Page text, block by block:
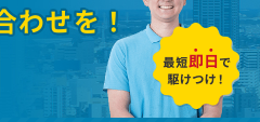
わせを！